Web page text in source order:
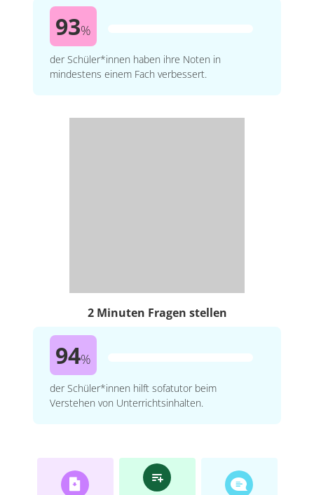
93%
der Schüler*innen haben ihre Noten in
mindestens einem Fach verbessert.
2 Minuten Fragen stellen
94%
der Schüler*innen hilft sofatutor beim
Verstehen von Unterrichtsinhalten.